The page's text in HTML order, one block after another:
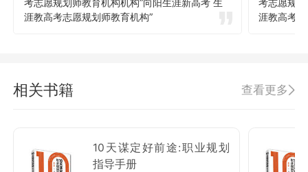
考志愿规划师教育机构机构”向阳生涯新高考 生
涯教高考志愿规划师教育机构”
考志愿规
涯教高考
相关书籍 查看更多
10天谋定好前途:职业规划
指导手册